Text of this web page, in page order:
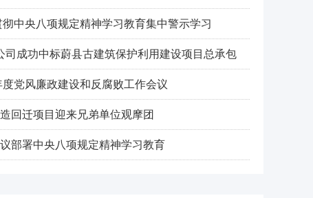
中央八项规定精神学习教育集中警示学习
司成功中标蔚县古建筑保护利用建设项目总承包
党风廉政建设和反腐败工作会议
回迁项目迎来兄弟单位观摩团
部署中央八项规定精神学习教育